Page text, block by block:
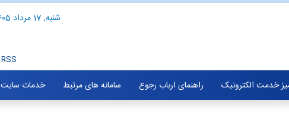
شنبه, 17 مرداد 1405
RSS
خدمت الکترونیک راهنمای ارباب رجوع سامانه های مرتبط خدمات سایت